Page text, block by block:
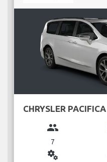
CHRYSLER PACIFICA
group
7
miscellaneous_services